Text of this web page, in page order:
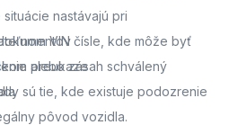
nastávajú pri
VIN čísle, kde môže byť
alebo zásah schválený
sú tie, kde existuje podozrenie
pôvod vozidla.
preukaze